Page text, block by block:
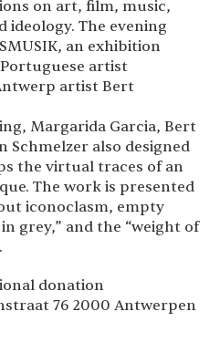
on art, film, music,
ideology. The evening
an exhibition
artist
artist Bert
Margarida Garcia, Bert
Schmelzer also designed
the virtual traces of an
The work is presented
iconoclasm, empty
grey,” and the “weight of
donation
76 2000 Antwerpen